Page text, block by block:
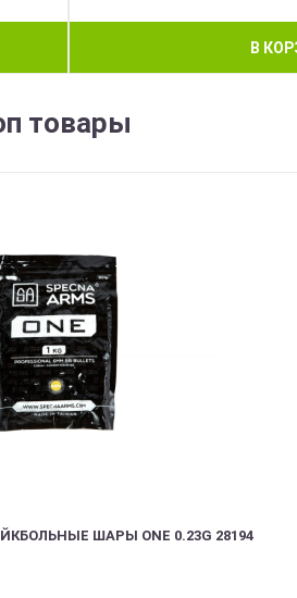
В
товары
ШАРЫ ONE 0.23G 28194